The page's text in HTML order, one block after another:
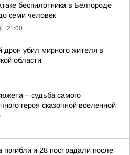
беспилотника в Белгороде
семи человек
21:00
дрон убил мирного жителя в
области
– судьба самого
героя сказочной вселенной
погибли и 28 пострадали после